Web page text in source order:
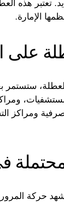
تعتبر هذه
الإمارة.
ومراكز
حركة